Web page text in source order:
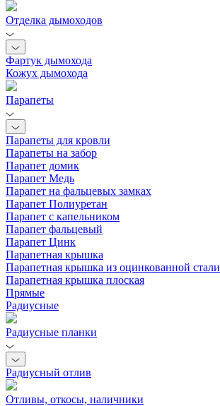
Отделка дымоходов
Фартук дымохода
Кожух дымохода
Парапеты
Парапеты для кровли
Парапеты на забор
Парапет домик
Парапет Медь
Парапет на фальцевых замках
Парапет Полиуретан
Парапет с капельником
Парапет фальцевый
Парапет Цинк
Парапетная крышка
Парапетная крышка из оцинкованной стали
Парапетная крышка плоская
Прямые
Радиусные
Радиусные планки
Радиусный отлив
Отливы, откосы, наличники